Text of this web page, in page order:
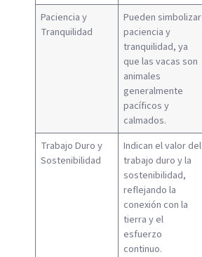
Paciencia y
Tranquilidad
Pueden simbolizar
paciencia y
tranquilidad, ya
que las vacas son
animales
generalmente
pacíficos y
calmados.
Trabajo Duro y
Sostenibilidad
Indican el valor del
trabajo duro y la
sostenibilidad,
reflejando la
conexión con la
tierra y el
esfuerzo
continuo.